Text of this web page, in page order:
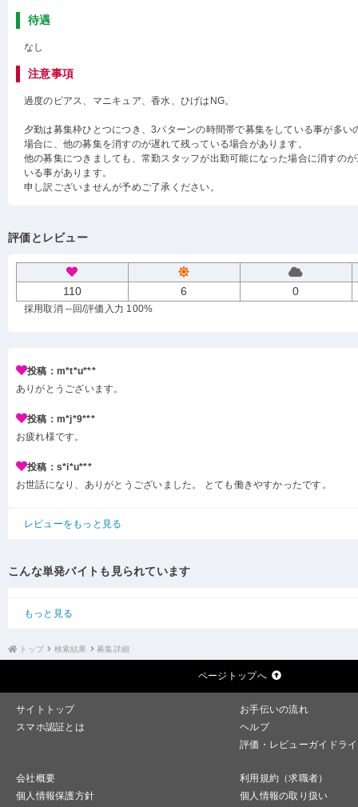
待遇
なし
注意事項
過度のピアス、マニキュア、香水、ひげはNG。
夕勤は募集枠ひとつにつき、3パターンの時間帯で募集をしている事が多い
場合に、他の募集を消すのが遅れて残っている場合があります。
他の募集につきましても、常勤スタッフが出勤可能になった場合に消すの
いる事があります。
申し訳ございませんが予めご了承ください。
評価とレビュー
110 6 0
採用取消 --回/評価入力 100%
投稿：m*t*u***
ありがとうございます。
投稿：m*j*9***
お疲れ様です。
投稿：s*i*u***
お世話になり、ありがとうございました。 とても働きやすかったです。
レビューをもっと見る
こんな単発バイトも見られています
もっと見る
トップ 検索結果 募集詳細
ページトップへ
サイトトップ
お手伝いの流れ
スマホ認証とは
ヘルプ
評価・レビューガイドラ
会社概要
利用規約（求職者）
個人情報保護方針
個人情報の取り扱い